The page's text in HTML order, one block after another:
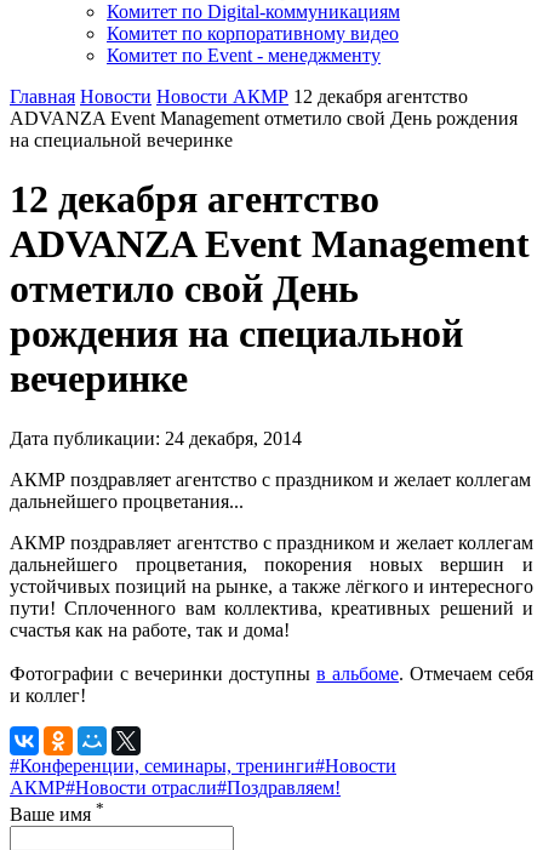
Комитет по Digital-коммуникациям
Комитет по корпоративному видео
Комитет по Event - менеджменту
Главная Новости Новости АКМР 12 декабря агентство
ADVANZA Event Management отметило свой День рождения
на специальной вечеринке
12 декабря агентство
ADVANZA Event Management
отметило свой День
рождения на специальной
вечеринке
Дата публикации: 24 декабря, 2014
АКМР поздравляет агентство с праздником и желает коллегам
дальнейшего процветания...
АКМР поздравляет агентство с праздником и желает коллегам
дальнейшего процветания, покорения новых вершин и
устойчивых позиций на рынке, а также лёгкого и интересного
пути! Сплоченного вам коллектива, креативных решений и
счастья как на работе, так и дома!
Фотографии с вечеринки доступны в альбоме. Отмечаем себя
и коллег!
#Конференции, семинары, тренинги#Новости
АКМР#Новости отрасли#Поздравляем!
Ваше имя *